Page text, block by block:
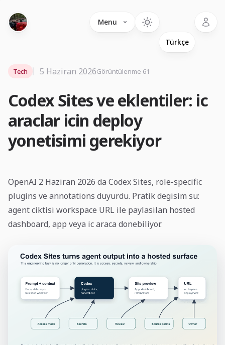
Menu
Codex Sites ve eklentiler: ic
araclar icin deploy
yonetisimi gerekiyor
Tech 5 Haziran 2026Görüntülenme 61
OpenAI 2 Haziran 2026 da Codex Sites, role-specific
plugins ve annotations duyurdu. Pratik degisim su:
agent ciktisi workspace URL ile paylasilan hosted
dashboard, app veya ic araca donebiliyor.